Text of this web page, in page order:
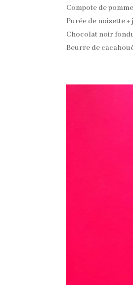
Compote de
Purée de noisette
Chocolat noir
Beurre de